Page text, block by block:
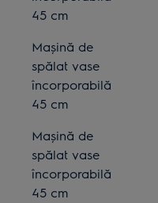
45 cm
Mașină de
spălat vase
încorporabilă
45 cm
Mașină de
spălat vase
încorporabilă
45 cm